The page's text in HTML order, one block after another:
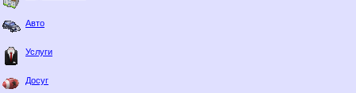
Авто
Услуги
Досуг